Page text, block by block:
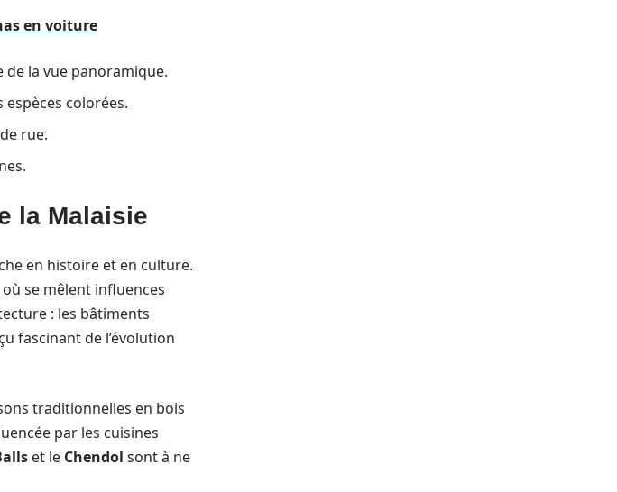
en voiture
la vue panoramique.
colorées.
rue.
la Malaisie
en histoire et en culture.
se mêlent influences
: les bâtiments
fascinant de l’évolution
traditionnelles en bois
par les cuisines
et le Chendol sont à ne